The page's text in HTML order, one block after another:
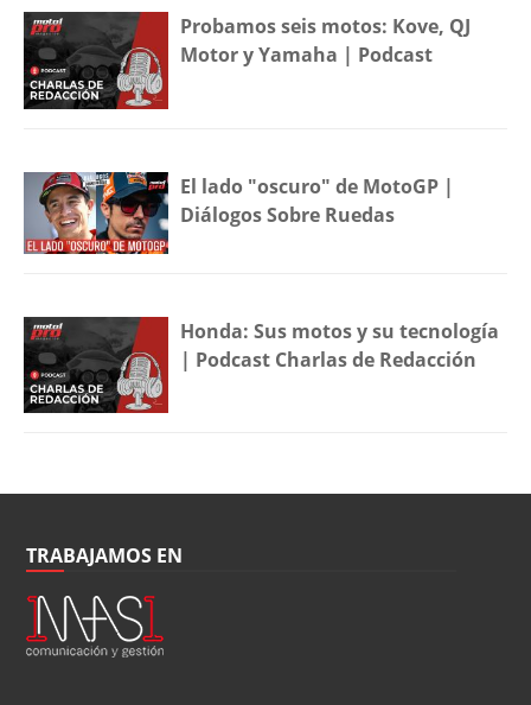
Probamos seis motos: Kove, QJ
Motor y Yamaha | Podcast
El lado "oscuro" de MotoGP |
Diálogos Sobre Ruedas
Honda: Sus motos y su tecnología
| Podcast Charlas de Redacción
TRABAJAMOS EN